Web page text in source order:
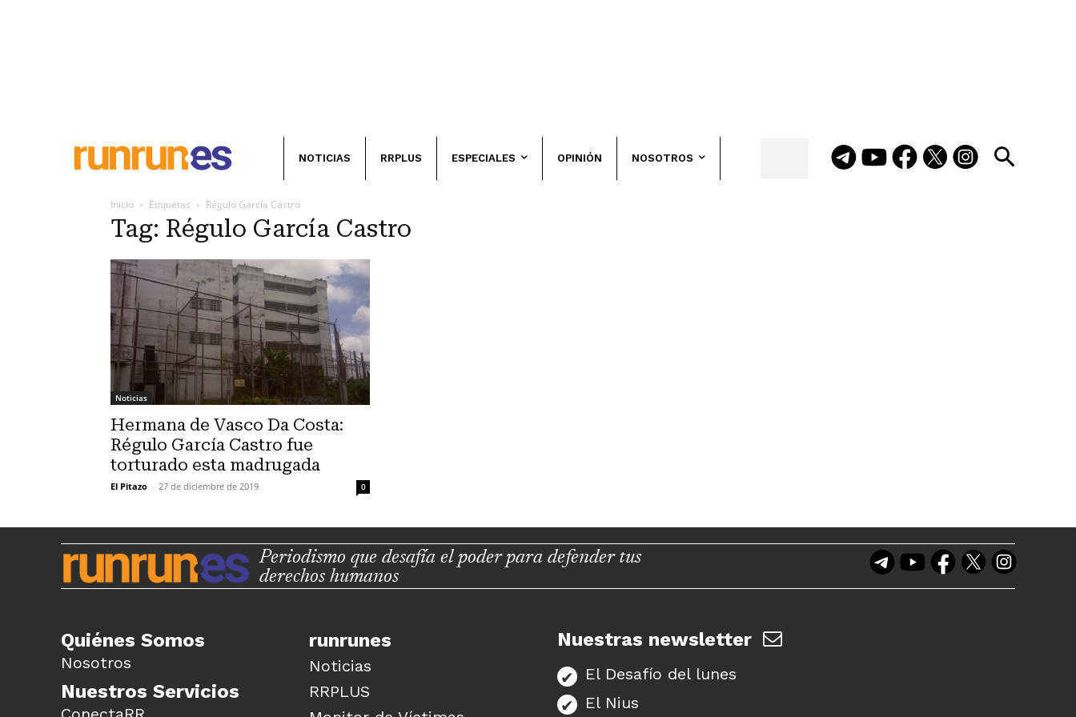
NOTICIAS RRPLUS ESPECIALES OPINIÓN NOSOTROS
Inicio Etiquetas Régulo García Castro
Tag: Régulo García Castro
Noticias
Hermana de Vasco Da Costa:
Régulo García Castro fue
torturado esta madrugada
El Pitazo - 27 de diciembre de 2019 0
Periodismo que desafía el poder para defender tus
derechos humanos
Quiénes Somos
Nosotros
Nuestros Servicios
runrunes
Noticias
RRPLUS
Nuestras newsletter
El Desafío del lunes
El Nius